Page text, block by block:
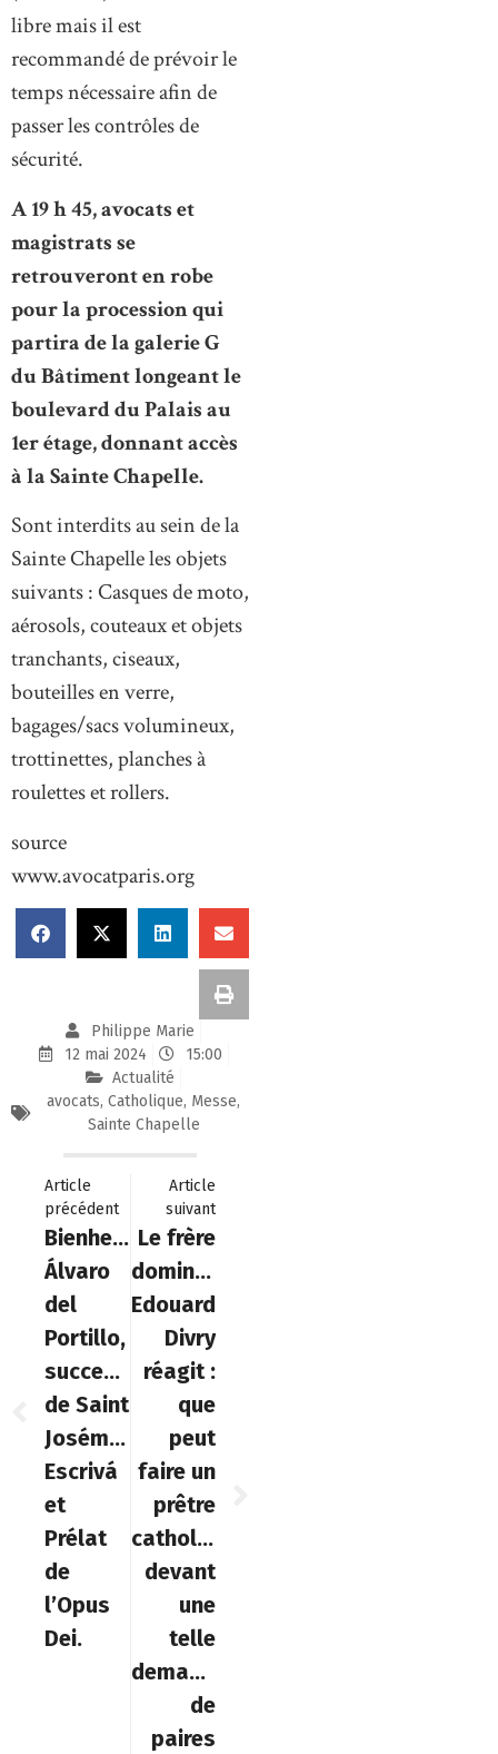
libre mais il est
recommandé de prévoir le
temps nécessaire afin de
passer les contrôles de
sécurité.
A 19 h 45, avocats et
magistrats se
retrouveront en robe
pour la procession qui
partira de la galerie G
du Bâtiment longeant le
boulevard du Palais au
1er étage, donnant accès
à la Sainte Chapelle.
Sont interdits au sein de la
Sainte Chapelle les objets
suivants : Casques de moto,
aérosols, couteaux et objets
tranchants, ciseaux,
bouteilles en verre,
bagages/sacs volumineux,
trottinettes, planches à
roulettes et rollers.
source
www.avocatparis.org
Philippe Marie
12 mai 2024
15:00
Actualité
avocats, Catholique, Messe,
Sainte Chapelle
Article
précédent
Bienheureux
Álvaro
del
Portillo,
successeur
de Saint
Josémaria
Escrivá
et
Prélat
de
l’Opus
Dei.
Article
suivant
Le frère
dominicain
Edouard
Divry
réagit :
que
peut
faire un
prêtre
catholique
devant
une
telle
demande
de
paires